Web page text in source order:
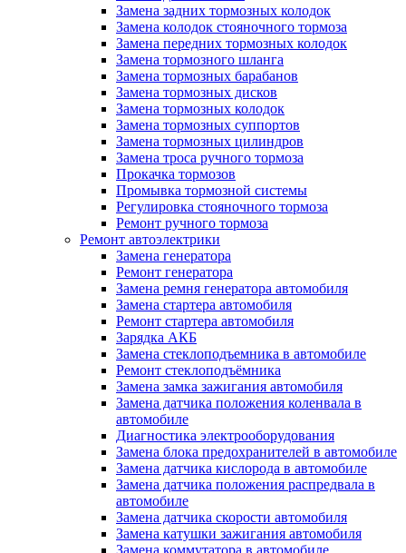
Замена задних тормозных колодок
Замена колодок стояночного тормоза
Замена передних тормозных колодок
Замена тормозного шланга
Замена тормозных барабанов
Замена тормозных дисков
Замена тормозных колодок
Замена тормозных суппортов
Замена тормозных цилиндров
Замена троса ручного тормоза
Прокачка тормозов
Промывка тормозной системы
Регулировка стояночного тормоза
Ремонт ручного тормоза
Ремонт автоэлектрики
Замена генератора
Ремонт генератора
Замена ремня генератора автомобиля
Замена стартера автомобиля
Ремонт стартера автомобиля
Зарядка АКБ
Замена стеклоподъемника в автомобиле
Ремонт стеклоподъёмника
Замена замка зажигания автомобиля
Замена датчика положения коленвала в
автомобиле
Диагностика электрооборудования
Замена блока предохранителей в автомобиле
Замена датчика кислорода в автомобиле
Замена датчика положения распредвала в
автомобиле
Замена датчика скорости автомобиля
Замена катушки зажигания автомобиля
Замена коммутатора в автомобиле